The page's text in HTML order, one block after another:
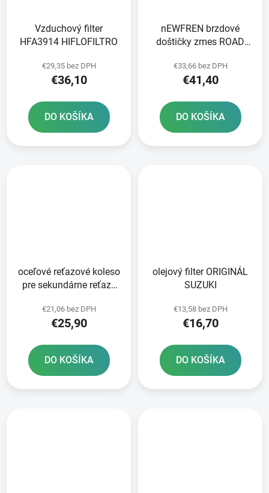
Vzduchový filter
HFA3914 HIFLOFILTRO
€29,35 bez DPH
€36,10
DO KOŠÍKA
nEWFREN brzdové
doštičky zmes ROAD
ks v balení
€33,66 bez DPH
€41,40
DO KOŠÍKA
oceľové reťazové koleso
pre sekundárne reťaze
zubov
€21,06 bez DPH
€25,90
DO KOŠÍKA
olejový filter ORIGINÁL
SUZUKI
€13,58 bez DPH
€16,70
DO KOŠÍKA